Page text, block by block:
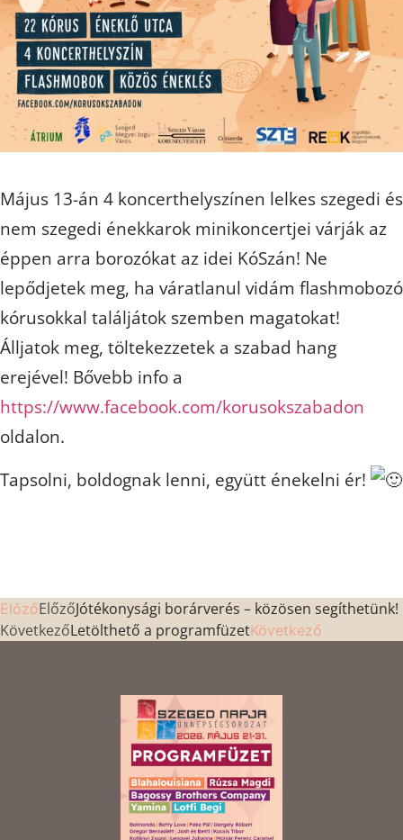
Május 13-án 4 koncerthelyszínen lelkes szegedi és
nem szegedi énekkarok minikoncertjei várják az
éppen arra borozókat az idei KóSzán! Ne
lepődjetek meg, ha váratlanul vidám flashmobozó
kórusokkal találjátok szemben magatokat!
Álljatok meg, töltekezzetek a szabad hang
erejével! Bővebb info a
https://www.facebook.com/korusokszabadon
oldalon.
Tapsolni, boldognak lenni, együtt énekelni ér!
ElőzőElőzőJótékonysági borárverés – közösen segíthetünk!
KövetkezőLetölthető a programfüzetKövetkező